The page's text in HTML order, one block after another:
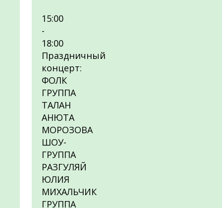
15:00
-
18:00
Праздничный
концерт:
ФОЛК
ГРУППА
ТАЛАН
АНЮТА
МОРОЗОВА
ШОУ-
ГРУППА
РАЗГУЛЯЙ
ЮЛИЯ
МИХАЛЬЧИК
ГРУППА